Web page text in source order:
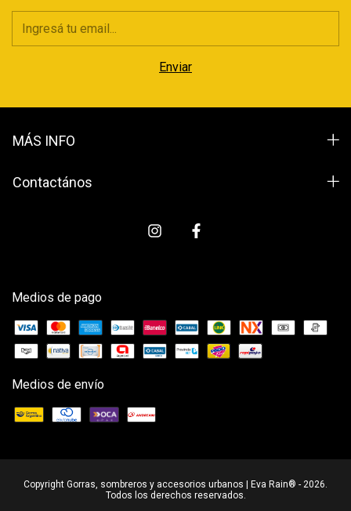
MÁS INFO
Contactános
Medios de pago
Medios de envío
Copyright Gorras, sombreros y accesorios urbanos | Eva Rain® - 2026.
Todos los derechos reservados.